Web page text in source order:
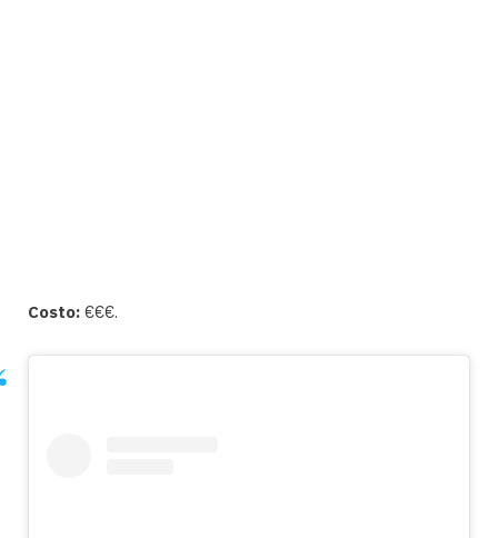
Costo: €€€.